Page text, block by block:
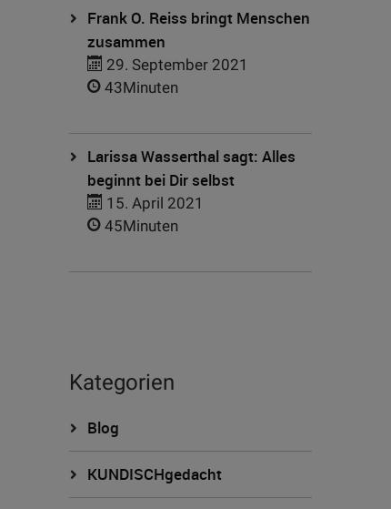
Frank O. Reiss bringt Menschen
zusammen
29. September 2021
43Minuten
Larissa Wasserthal sagt: Alles
beginnt bei Dir selbst
15. April 2021
45Minuten
Kategorien
Blog
KUNDISCHgedacht